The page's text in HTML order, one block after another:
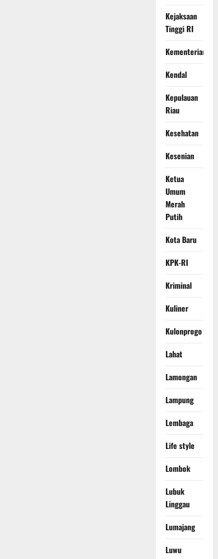
Kejaksaan
Tinggi RI
Kementerian
Kendal
Kepulauan
Riau
Kesehatan
Kesenian
Ketua
Umum
Merah
Putih
Kota Baru
KPK-RI
Kriminal
Kuliner
Kulonprogo
Lahat
Lamongan
Lampung
Lembaga
Life style
Lombok
Lubuk
Linggau
Lumajang
Luwu